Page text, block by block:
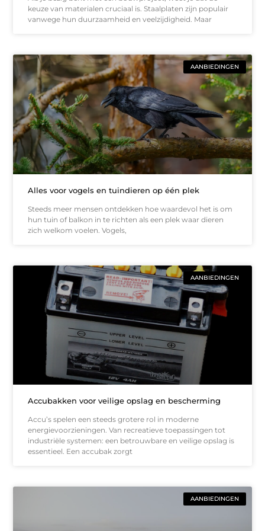
keuze van materialen cruciaal is. Staalplaten zijn populair
vanwege hun duurzaamheid en veelzijdigheid. Maar
AANBIEDINGEN
Alles voor vogels en tuindieren op één plek
Steeds meer mensen ontdekken hoe waardevol het is om
hun tuin of balkon in te richten als een plek waar dieren
zich welkom voelen. Vogels,
AANBIEDINGEN
Accubakken voor veilige opslag en bescherming
Accu’s spelen een steeds grotere rol in moderne
energievoorzieningen. Van recreatieve toepassingen tot
industriële systemen: een betrouwbare en veilige opslag is
essentieel. Een accubak zorgt
AANBIEDINGEN